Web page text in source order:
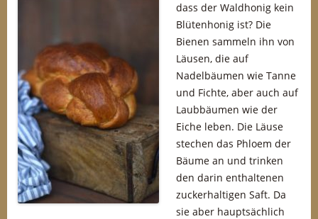
dass der Waldhonig kein
Blütenhonig ist? Die
Bienen sammeln ihn von
Läusen, die auf
Nadelbäumen wie Tanne
und Fichte, aber auch auf
Laubbäumen wie der
Eiche leben. Die Läuse
stechen das Phloem der
Bäume an und trinken
den darin enthaltenen
zuckerhaltigen Saft. Da
sie aber hauptsächlich